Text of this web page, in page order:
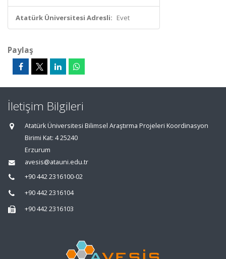
Atatürk Üniversitesi Adresli: Evet
Paylaş
İletişim Bilgileri
Atatürk Üniversitesi Bilimsel Araştırma Projeleri Koordinasyon
Birimi Kat: 4 25240
Erzurum
avesis@atauni.edu.tr
+90 442 2316100-02
+90 442 2316104
+90 442 2316103